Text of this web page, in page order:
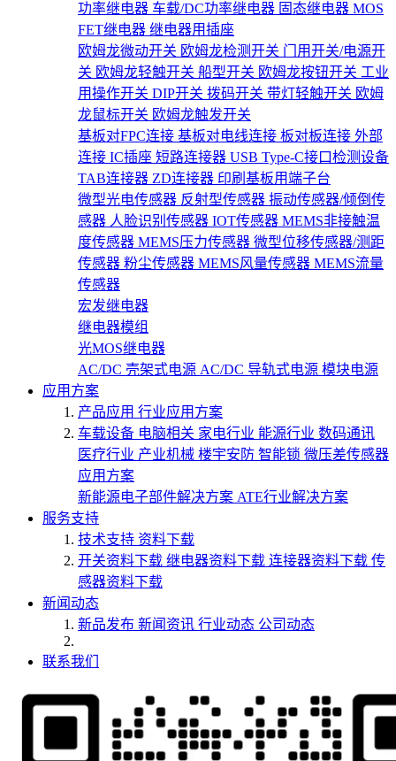
功率继电器 车载/DC功率继电器 固态继电器 MOS
FET继电器 继电器用插座
欧姆龙微动开关 欧姆龙检测开关 门用开关/电源开
关 欧姆龙轻触开关 船型开关 欧姆龙按钮开关 工业
用操作开关 DIP开关 拨码开关 带灯轻触开关 欧姆
龙鼠标开关 欧姆龙触发开关
基板对FPC连接 基板对电线连接 板对板连接 外部
连接 IC插座 短路连接器 USB Type-C接口检测设备
TAB连接器 ZD连接器 印刷基板用端子台
微型光电传感器 反射型传感器 振动传感器/倾倒传
感器 人脸识别传感器 IOT传感器 MEMS非接触温
度传感器 MEMS压力传感器 微型位移传感器/测距
传感器 粉尘传感器 MEMS风量传感器 MEMS流量
传感器
宏发继电器
继电器模组
光MOS继电器
AC/DC 壳架式电源 AC/DC 导轨式电源 模块电源
应用方案
产品应用 行业应用方案
车载设备 电脑相关 家电行业 能源行业 数码通讯
医疗行业 产业机械 楼宇安防 智能锁 微压差传感器
应用方案
新能源电子部件解决方案 ATE行业解决方案
服务支持
技术支持 资料下载
开关资料下载 继电器资料下载 连接器资料下载 传
感器资料下载
新闻动态
新品发布 新闻资讯 行业动态 公司动态
联系我们